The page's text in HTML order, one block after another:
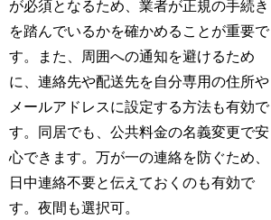
が必須となるため、業者が正規の手続き
を踏んでいるかを確かめることが重要で
す。また、周囲への通知を避けるため
に、連絡先や配送先を自分専用の住所や
メールアドレスに設定する方法も有効で
す。同居でも、公共料金の名義変更で安
心できます。万が一の連絡を防ぐため、
日中連絡不要と伝えておくのも有効で
す。夜間も選択可。